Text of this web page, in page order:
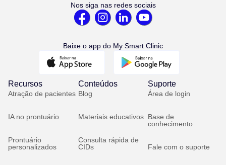
Nos siga nas redes sociais
Baixe o app do My Smart Clinic
Recursos
Atração de pacientes
IA no prontuário
Prontuário
personalizados
Conteúdos
Blog
Materiais educativos
Consulta rápida de
CIDs
Suporte
Área de login
Base de
conhecimento
Fale com o suporte